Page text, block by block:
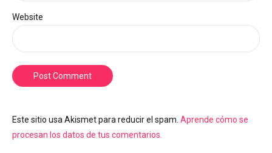
Website
Post Comment
Este sitio usa Akismet para reducir el spam. Aprende cómo se
procesan los datos de tus comentarios.